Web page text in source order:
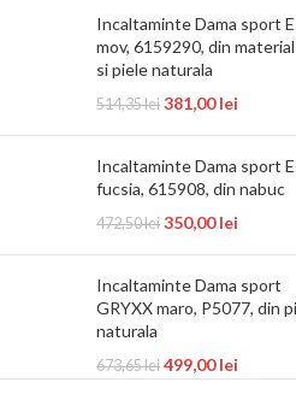
Incaltaminte Dama sport
mov, 6159290, din
si piele naturala
514,35lei 381,00lei
Incaltaminte Dama sport
fucsia, 615908, din nabuc
472,50lei 350,00lei
Incaltaminte Dama sport
GRYXX maro, P5077, din
naturala
673,65lei 499,00lei